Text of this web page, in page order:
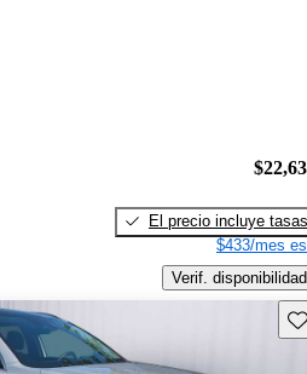
El precio incluye tasas
$433/mes
Verif. disponibilidad